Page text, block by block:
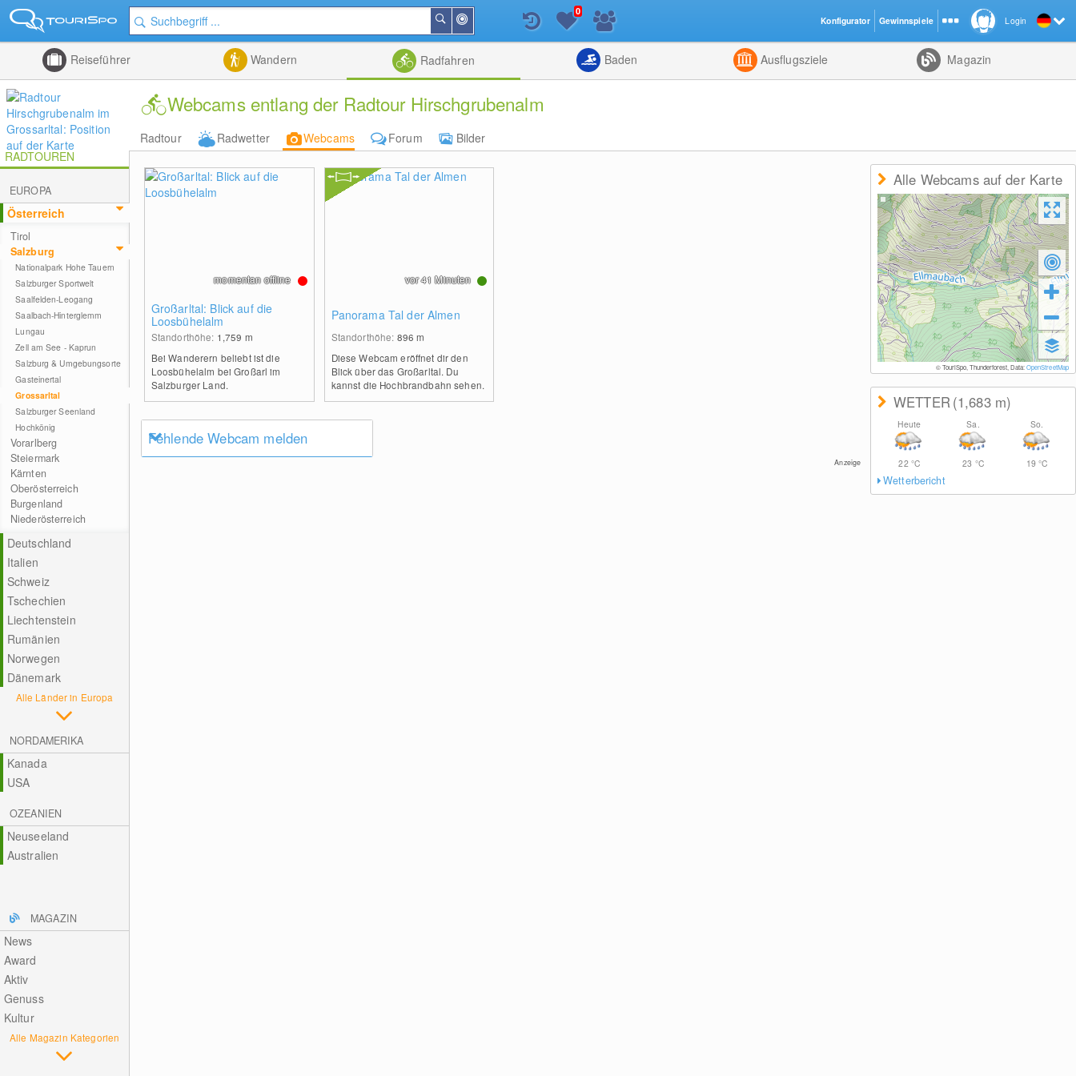
der
Nähe
Suchen
Listenansicht
Kombiniert
0
Reiseführer Wandern Radfahren Baden Ausflugsziele Magazin
Webcams entlang der Radtour Hirschgrubenalm
Radtour Radwetter Webcams Forum
Bilder
RADTOUREN
EUROPA
Österreich
Tirol
Salzburg
Nationalpark Hohe Tauern
Salzburger Sportwelt
Saalfelden-Leogang
Saalbach-Hinterglemm
Lungau
Zell am See - Kaprun
Salzburg & Umgebungsorte
Gasteinertal
Grossarltal
Salzburger Seenland
Hochkönig
Vorarlberg
Steiermark
Kärnten
Oberösterreich
Burgenland
Niederösterreich
Deutschland
Italien
Schweiz
Tschechien
Liechtenstein
Rumänien
Norwegen
Dänemark
Alle Länder in Europa
NORDAMERIKA
Kanada
USA
OZEANIEN
Neuseeland
Australien
MAGAZIN
News
Award
Aktiv
Genuss
Kultur
Alle Magazin Kategorien
Großarltal: Blick auf die
Loosbühelalm
Standorthöhe: 1,759 m
Bei Wanderern beliebt ist die
Loosbühelalm bei Großarl im
Salzburger Land.
momentan offline
Panorama Tal der Almen
Standorthöhe: 896m
Diese Webcam eröffnet dir den
Blick über das Großarltal. Du
kannst die Hochbrandbahn sehen.
vor 41 Minuten
Fehlende Webcam melden
Anzeige
Alle Webcams auf der Karte
© TouriSpo, Thunderforest, Data:OpenStreetMap
WETTER(1,683 m)
Heute
22 °C
Sa.
23 °C
So.
19°C
Wetterbericht
Login
Konfigurator Gewinnspiele